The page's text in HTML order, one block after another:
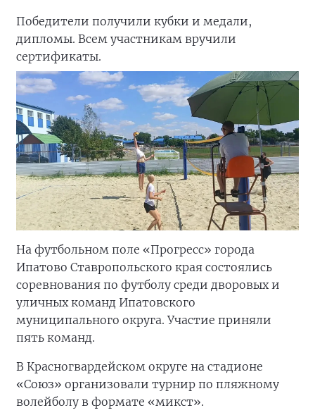
Победители получили кубки и медали,
дипломы. Всем участникам вручили
сертификаты.
На футбольном поле «Прогресс» города
Ипатово Ставропольского края состоялись
соревнования по футболу среди дворовых и
уличных команд Ипатовского
муниципального округа. Участие приняли
пять команд.
В Красногвардейском округе на стадионе
«Союз» организовали турнир по пляжному
волейболу в формате «микст».